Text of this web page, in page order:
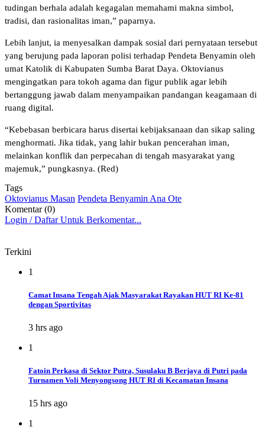
tudingan berhala adalah kegagalan memahami makna simbol,
tradisi, dan rasionalitas iman,” paparnya.
Lebih lanjut, ia menyesalkan dampak sosial dari pernyataan tersebut
yang berujung pada laporan polisi terhadap Pendeta Benyamin oleh
umat Katolik di Kabupaten Sumba Barat Daya. Oktovianus
mengingatkan para tokoh agama dan figur publik agar lebih
bertanggung jawab dalam menyampaikan pandangan keagamaan di
ruang digital.
“Kebebasan berbicara harus disertai kebijaksanaan dan sikap saling
menghormati. Jika tidak, yang lahir bukan pencerahan iman,
melainkan konflik dan perpecahan di tengah masyarakat yang
majemuk,” pungkasnya. (Red)
Tags
Oktovianus Masan Pendeta Benyamin Ana Ote
Komentar (0)
Login / Daftar Untuk Berkomentar...
Terkini
1
Camat Insana Tengah Ajak Masyarakat Rayakan HUT RI Ke-81
dengan Sportivitas
3 hrs ago
1
Fatoin Perkasa di Sektor Putra, Susulaku B Berjaya di Putri pada
Turnamen Voli Menyongsong HUT RI di Kecamatan Insana
15 hrs ago
1